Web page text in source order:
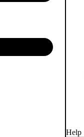
Help